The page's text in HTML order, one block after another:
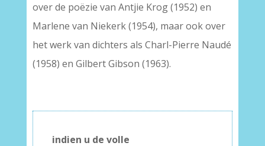
over de poëzie van Antjie Krog (1952) en
Marlene van Niekerk (1954), maar ook over
het werk van dichters als Charl-Pierre Naudé
(1958) en Gilbert Gibson (1963).
indien u de volle